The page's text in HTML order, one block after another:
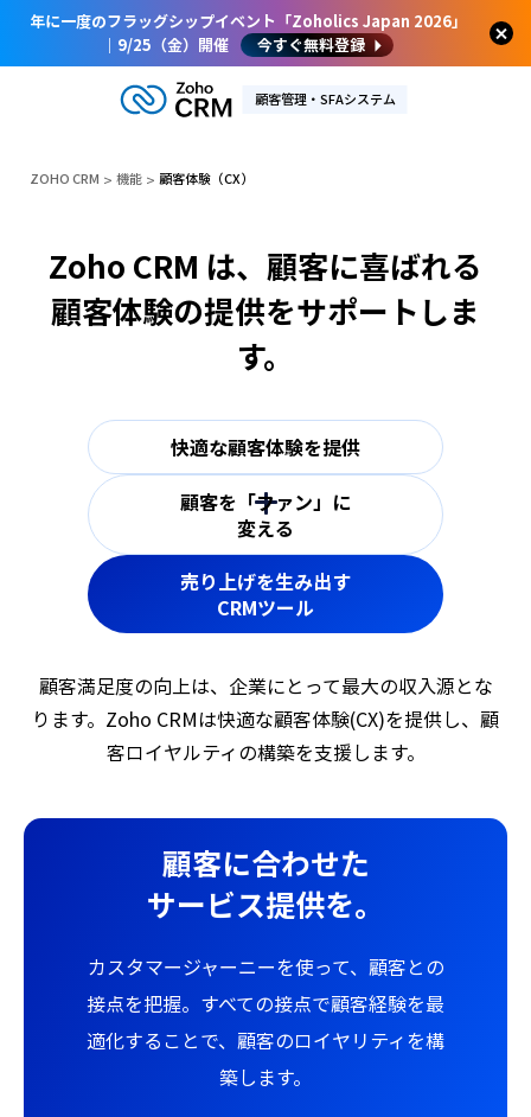
年に一度のフラッグシップイベント「Zoholics Japan 2026」
｜9/25（金）開催
今すぐ無料登録
顧客管理・SFAシステム
ZOHO CRM 機能 顧客体験（CX）
Zoho CRM は、顧客に喜ばれる
顧客体験の提供をサポートしま
す。
快適な顧客体験を提供
顧客を「ファン」に
変える
売り上げを生み出す
CRMツール
顧客満足度の向上は、企業にとって最大の収入源とな
ります。 Zoho CRMは快適な顧客体験(CX)を提供し、顧
客ロイヤルティの構築を支援します。
顧客に合わせた
サービス提供を。
カスタマージャーニーを使って、顧客との
接点を把握。すべての接点で顧客経験を最
適化することで、顧客のロイヤリティを構
築します。